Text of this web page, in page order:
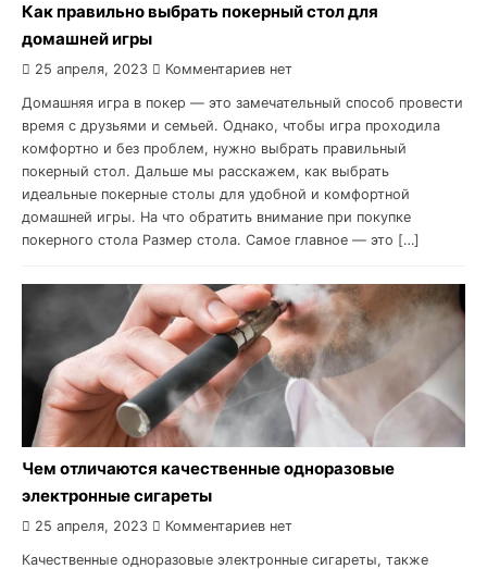
Как правильно выбрать покерный стол для
домашней игры
25 апреля, 2023 Комментариев нет
Домашняя игра в покер — это замечательный способ провести
время с друзьями и семьей. Однако, чтобы игра проходила
комфортно и без проблем, нужно выбрать правильный
покерный стол. Дальше мы расскажем, как выбрать
идеальные покерные столы для удобной и комфортной
домашней игры. На что обратить внимание при покупке
покерного стола Размер стола. Самое главное — это […]
Чем отличаются качественные одноразовые
электронные сигареты
25 апреля, 2023 Комментариев нет
Качественные одноразовые электронные сигареты, также